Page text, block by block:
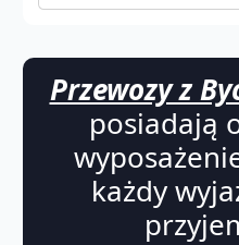
Przewozy z
posiadają
każdy